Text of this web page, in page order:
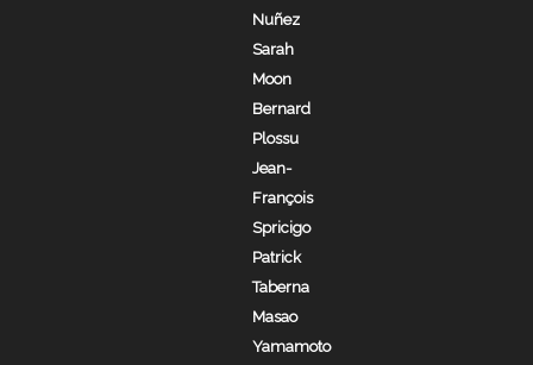
Nuñez
Sarah
Moon
Bernard
Plossu
Jean-
François
Spricigo
Patrick
Taberna
Masao
Yamamoto